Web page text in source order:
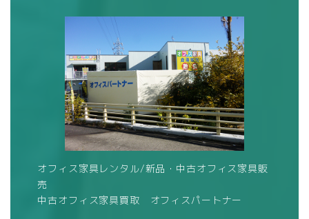
オフィス家具レンタル/新品・中古オフィス家具販
売
中古オフィス家具買取 オフィスパートナー